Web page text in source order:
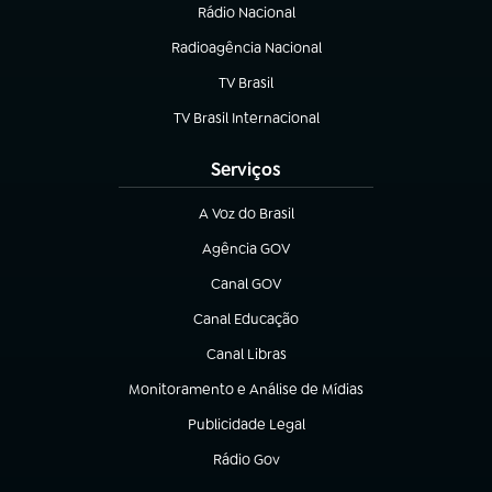
Rádio Nacional
Radioagência Nacional
(abre em nova aba)
TV Brasil
(abre em nova aba)
TV Brasil Internacional
(abre em nova aba)
Serviços
A Voz do Brasil
(abre em nova aba)
Agência GOV
(abre em nova aba)
Canal GOV
(abre em nova aba)
Canal Educação
(abre em nova aba)
Canal Libras
(abre em nova aba)
Monitoramento e Análise de Mídias
(abre em nova aba)
Publicidade Legal
(abre em nova aba)
Rádio Gov
(abre em nova aba)